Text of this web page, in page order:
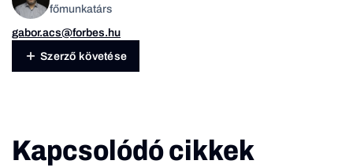
főmunkatárs
gabor.acs@forbes.hu
Szerző követése
Kapcsolódó cikkek